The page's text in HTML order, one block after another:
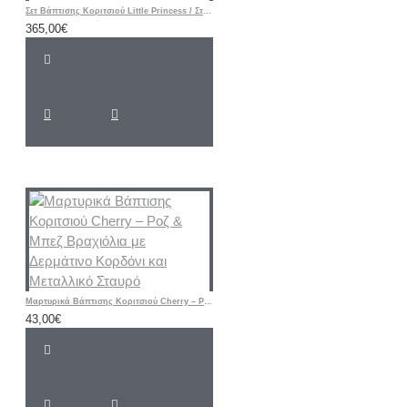
Σετ Βάπτισης Κοριτσιού Little Princess / Στέμμα με Ζωγραφισμένη Βαλίτσα
365,00€
Μαρτυρικά Βάπτισης Κοριτσιού Cherry – Ροζ & Μπεζ Βραχιόλια με Δερμάτινο Κορδόνι και Μεταλλικό Σταυρό
43,00€